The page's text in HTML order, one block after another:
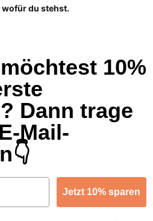
wofür du stehst.
10%
Dann trage
Mail-
Jetzt 10% sparen